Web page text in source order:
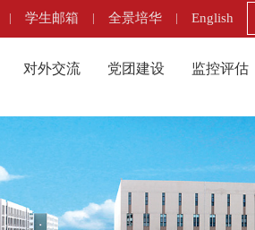
| 学生邮箱 | 全景培华 | English
对外交流 党团建设 监控评估